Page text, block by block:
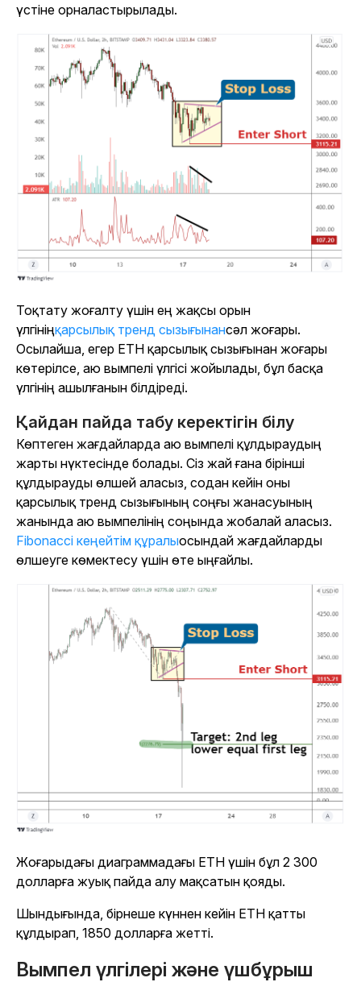
үстіне орналастырылады.
Тоқтату жоғалту үшін ең жақсы орын
үлгініңқарсылық тренд сызығынансәл жоғары.
Осылайша, егер ETH қарсылық сызығынан жоғары
көтерілсе, аю вымпелі үлгісі жойылады, бұл басқа
үлгінің ашылғанын білдіреді.
Қайдан пайда табу керектігін білу
Көптеген жағдайларда аю вымпелі құлдыраудың
жарты нүктесінде болады. Сіз жай ғана бірінші
құлдырауды өлшей аласыз, содан кейін оны
қарсылық тренд сызығының соңғы жанасуының
жанында аю вымпелінің соңында жобалай аласыз.
Fibonacci кеңейтім құралыосындай жағдайларды
өлшеуге көмектесу үшін өте ыңғайлы.
Жоғарыдағы диаграммадағы ETH үшін бұл 2 300
долларға жуық пайда алу мақсатын қояды.
Шындығында, бірнеше күннен кейін ETH қатты
құлдырап, 1850 долларға жетті.
Вымпел үлгілері және үшбұрыш